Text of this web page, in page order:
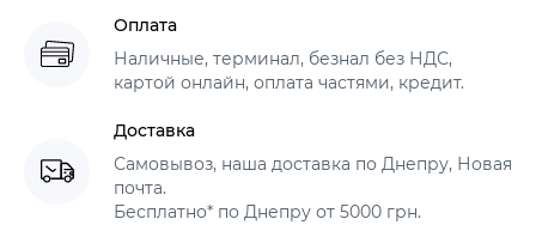
Оплата
Наличные, терминал, безнал без НДС,
картой онлайн, оплата частями, кредит.
Доставка
Самовывоз, наша доставка по Днепру, Новая
почта.
Бесплатно* по Днепру от 5000 грн.